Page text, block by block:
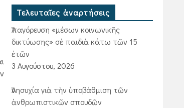
Τελευταῖες ἀναρτήσεις
Ἀπαγόρευση «μέσων κοινωνικῆς
δικτύωσης» σὲ παιδιὰ κάτω τῶν 15
ἐτῶν
3 Αυγούστου, 2026
Ἀνησυχία γιὰ τὴν ὑποβάθμιση τῶν
ἀνθρωπιστικῶν σπουδῶν